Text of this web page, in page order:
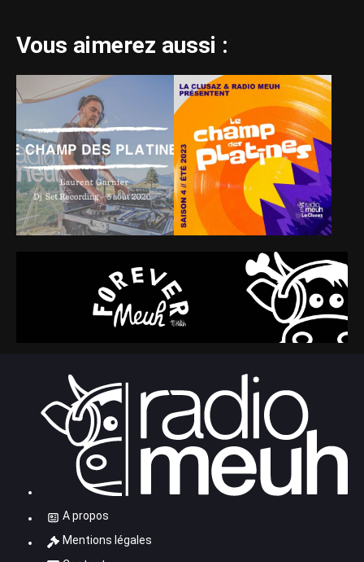
Vous aimerez aussi :
A propos
Mentions légales